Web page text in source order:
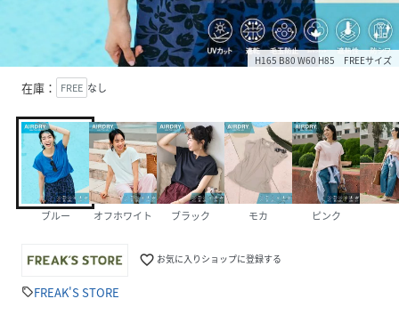
H165 B80 W60 H85 FREEサイズ
在庫： FREE なし
ブルー オフホワイト ブラック モカ ピンク
favorite_border お気に入りショップに登録する
sellFREAK'S STORE